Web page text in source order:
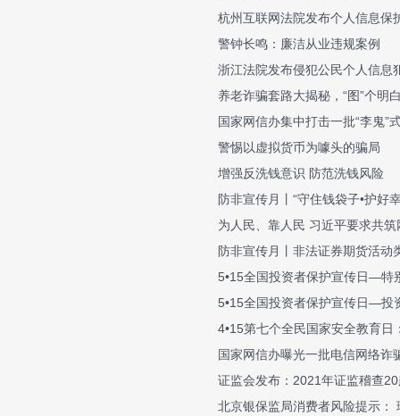
杭州互联网法院发布个人信息保
警钟长鸣：廉洁从业违规案例
浙江法院发布侵犯公民个人信息
养老诈骗套路大揭秘，“图”个明
国家网信办集中打击一批“李鬼
警惕以虚拟货币为噱头的骗局
增强反洗钱意识 防范洗钱风险
防非宣传月丨“守住钱袋子•护好
为人民、靠人民 习近平要求共
防非宣传月丨非法证券期货活动
5•15全国投资者保护宣传日—特
5•15全国投资者保护宣传日—投
4•15第七个全民国家安全教育日
国家网信办曝光一批电信网络诈
证监会发布：2021年证监稽查
北京银保监局消费者风险提示：